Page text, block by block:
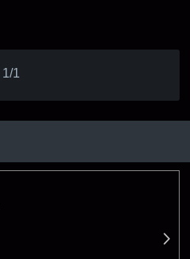
1/1